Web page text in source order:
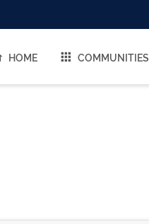
HOME COMMUNITIES